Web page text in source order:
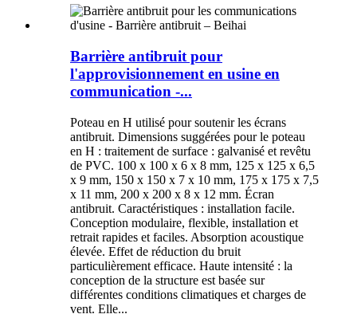
Barrière antibruit pour
l'approvisionnement en usine en
communication -...
Poteau en H utilisé pour soutenir les écrans
antibruit. Dimensions suggérées pour le poteau
en H : traitement de surface : galvanisé et revêtu
de PVC. 100 x 100 x 6 x 8 mm, 125 x 125 x 6,5
x 9 mm, 150 x 150 x 7 x 10 mm, 175 x 175 x 7,5
x 11 mm, 200 x 200 x 8 x 12 mm. Écran
antibruit. Caractéristiques : installation facile.
Conception modulaire, flexible, installation et
retrait rapides et faciles. Absorption acoustique
élevée. Effet de réduction du bruit
particulièrement efficace. Haute intensité : la
conception de la structure est basée sur
différentes conditions climatiques et charges de
vent. Elle...